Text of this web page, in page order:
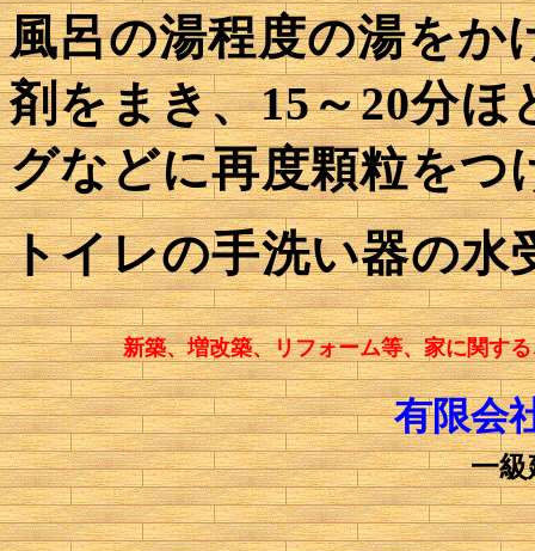
風呂の湯程度の湯をか
剤をまき、15～20分
グなどに再度顆粒をつ
トイレの手洗い器の水
新築、増改築、リフォーム等、家に関す
有限会
一級